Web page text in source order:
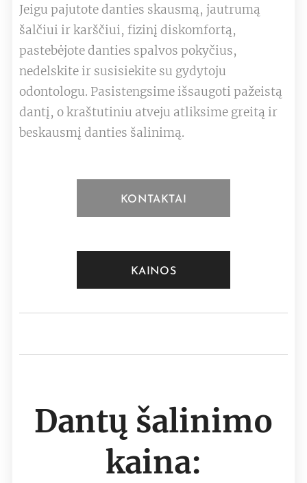
Jeigu pajutote danties skausmą, jautrumą
šalčiui ir karščiui, fizinį diskomfortą,
pastebėjote danties spalvos pokyčius,
nedelskite ir susisiekite su gydytoju
odontologu. Pasistengsime išsaugoti pažeistą
dantį, o kraštutiniu atveju atliksime greitą ir
beskausmį danties šalinimą.
KONTAKTAI
KAINOS
Dantų šalinimo
kaina: